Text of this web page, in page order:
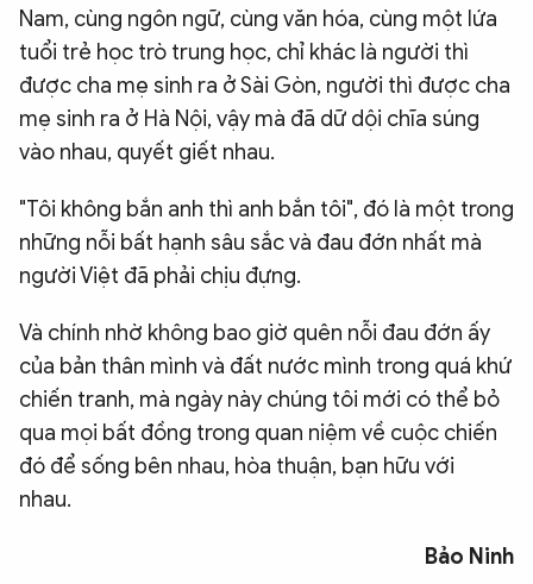
Nam, cùng ngôn ngữ, cùng văn hóa, cùng một lứa
tuổi trẻ học trò trung học, chỉ khác là người thì
được cha mẹ sinh ra ở Sài Gòn, người thì được cha
mẹ sinh ra ở Hà Nội, vậy mà đã dữ dội chĩa súng
vào nhau, quyết giết nhau.
"Tôi không bắn anh thì anh bắn tôi", đó là một trong
những nỗi bất hạnh sâu sắc và đau đớn nhất mà
người Việt đã phải chịu đựng.
Và chính nhờ không bao giờ quên nỗi đau đớn ấy
của bản thân mình và đất nước mình trong quá khứ
chiến tranh, mà ngày này chúng tôi mới có thể bỏ
qua mọi bất đồng trong quan niệm về cuộc chiến
đó để sống bên nhau, hòa thuận, bạn hữu với
nhau.
Bảo Ninh